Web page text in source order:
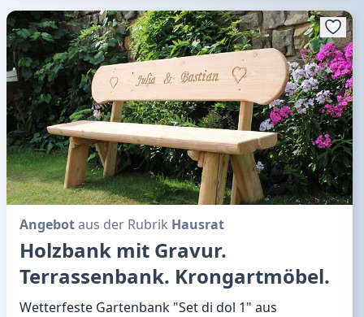
Angebotaus der Rubrik Hausrat
Holzbank mit Gravur.
Terrassenbank. Krongartmöbel.
Wetterfeste Gartenbank "Set di dol 1" aus